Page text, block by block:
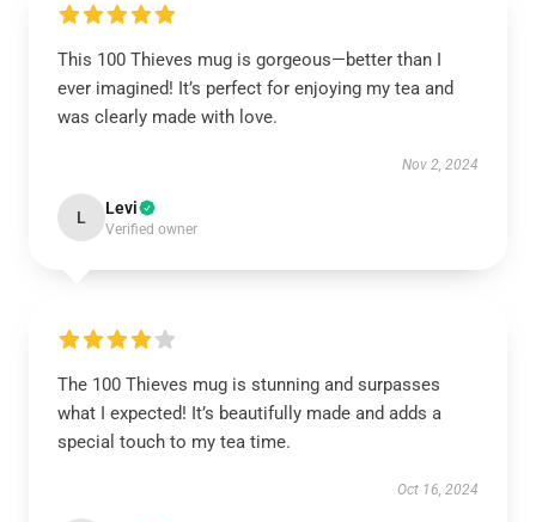
This 100 Thieves mug is gorgeous—better than I
ever imagined! It’s perfect for enjoying my tea and
was clearly made with love.
Nov 2, 2024
L Levi
Verified owner
The 100 Thieves mug is stunning and surpasses
what I expected! It’s beautifully made and adds a
special touch to my tea time.
Oct 16, 2024